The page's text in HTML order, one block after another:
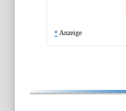
* Anzeige